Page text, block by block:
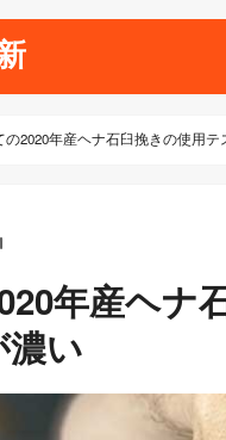
の2020年産ヘナ石臼挽きの使用
年産ヘナ
い